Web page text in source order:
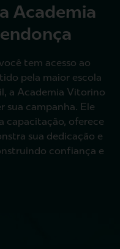
Academia
tem acesso ao
pela maior escola
a Academia Vitorino
sua campanha. Ele
capacitação, oferece
sua dedicação e
confiança e